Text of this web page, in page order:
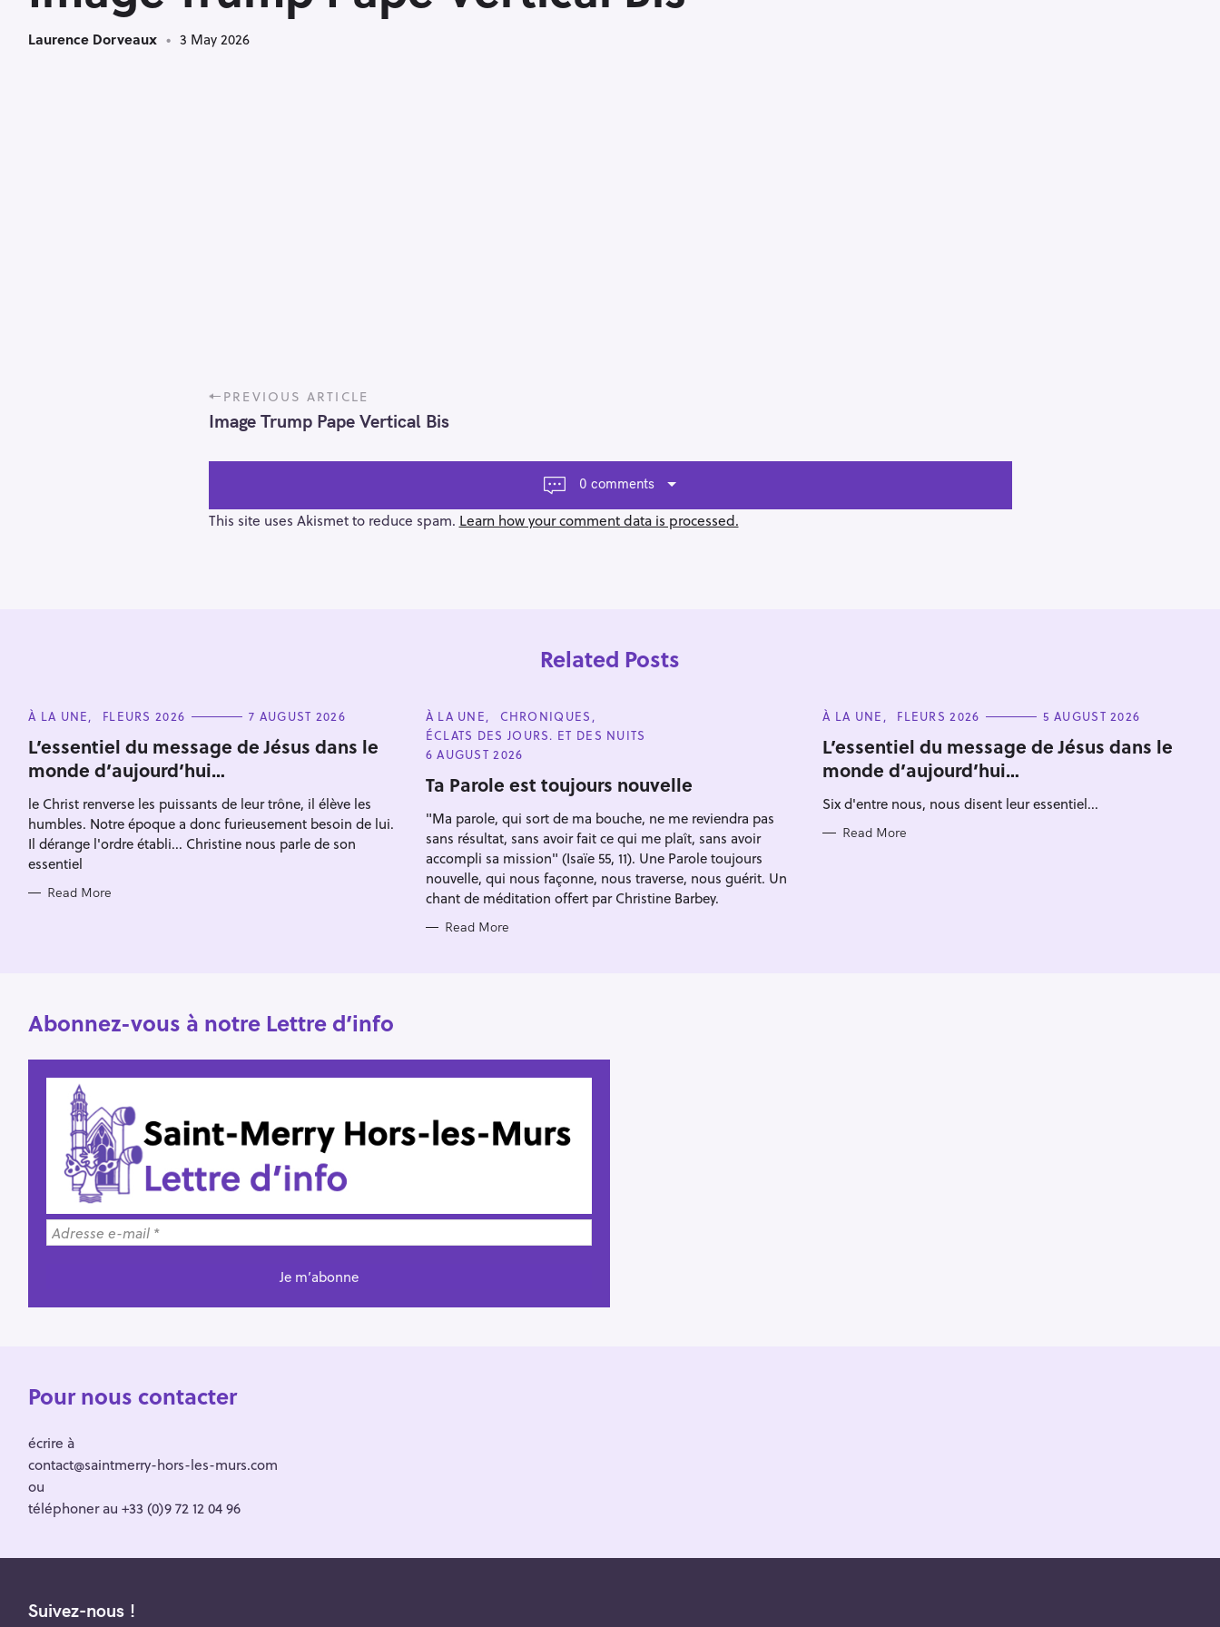
Laurence Dorveaux 3 May 2026
P
o
s
t
v
PREVIOUS ARTICLE
Image Trump Pape Vertical Bis
0 comments
This site uses Akismet to reduce spam. Learn how your comment data is processed.
Related Posts
C
T
E
G
O
I
E
S
À LA UNE FLEURS 2026 7 AUGUST 2026
L’essentiel du message de Jésus dans le
monde d’aujourd’hui…
le Christ renverse les puissants de leur trône, il élève les
humbles. Notre époque a donc furieusement besoin de lui.
Il dérange l'ordre établi... Christine nous parle de son
essentiel
Read More
C
A
T
E
O
R
E
À LA UNE
CHRONIQUES
ÉCLATS DES JOURS. ET DES NUITS
6 AUGUST 2026
Ta Parole est toujours nouvelle
"Ma parole, qui sort de ma bouche, ne me reviendra pas
sans résultat, sans avoir fait ce qui me plaît, sans avoir
accompli sa mission" (Isaïe 55, 11). Une Parole toujours
nouvelle, qui nous façonne, nous traverse, nous guérit. Un
chant de méditation offert par Christine Barbey.
Read More
C
T
E
G
O
I
S
À LA UNE FLEURS 2026 5 AUGUST 2026
L’essentiel du message de Jésus dans le
monde d’aujourd’hui…
Six d'entre nous, nous disent leur essentiel...
Read More
Abonnez-vous à notre Lettre d’info
Pour nous contacter
écrire à
contact@saintmerry-hors-les-murs.com
ou
téléphoner au +33 (0)9 72 12 04 96
Suivez-nous !
a
r
c
h
f
o
Press Esc to cancel.